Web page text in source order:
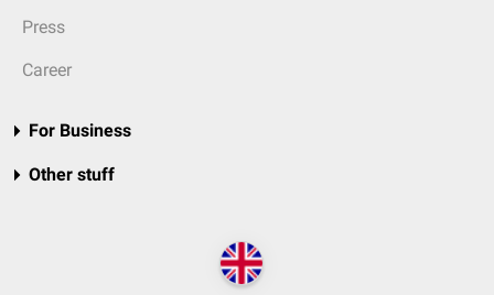
Press
Career
For Business
Other stuff